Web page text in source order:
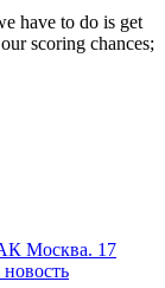
have to do is get
scoring chances;
Москва. 17